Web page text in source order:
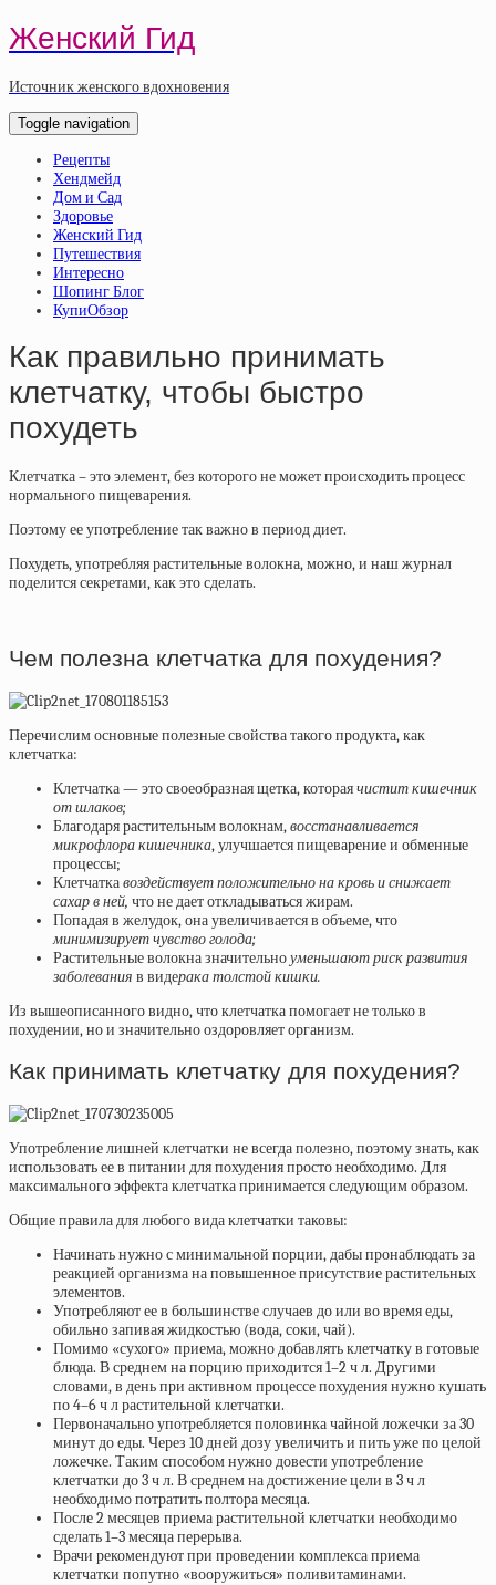
Женский Гид
Источник женского вдохновения
Toggle navigation
Рецепты
Хендмейд
Дом и Сад
Здоровье
Женский Гид
Путешествия
Интересно
Шопинг Блог
КупиОбзор
Как правильно принимать
клетчатку, чтобы быстро
похудеть
Клетчатка– это элемент, без которого не может происходить процесс
нормального пищеварения.
Поэтому ее употребление так важно в период диет.
Похудеть, употребляя растительные волокна, можно, и наш журнал
поделится секретами, как это сделать.
Чем полезна клетчатка для похудения?
Перечислим основные полезные свойства такого продукта, как
клетчатка:
Клетчатка — это своеобразная щетка, котораячистит кишечник
от шлаков;
Благодаря растительным волокнам,восстанавливается
микрофлора кишечника, улучшается пищеварение и обменные
процессы;
Клетчаткавоздействует положительно на кровь и снижает
сахар в ней, что не дает откладываться жирам.
Попадая в желудок, она увеличивается в объеме, что
минимизирует чувство голода;
Растительные волокна значительноуменьшают риск развития
заболевания в видерака толстой кишки.
Из вышеописанного видно, что клетчатка помогает не только в
похудении, но и значительно оздоровляет организм.
Как принимать клетчатку для похудения?
Употребление лишней клетчатки не всегда полезно, поэтому знать, как
использовать ее в питании для похудения просто необходимо. Для
максимального эффекта клетчатка принимается следующим образом.
Общие правила для любого вида клетчатки таковы:
Начинать нужно с минимальной порции, дабы пронаблюдать за
реакцией организма на повышенное присутствие растительных
элементов.
Употребляют ее в большинстве случаев до или во время еды,
обильно запивая жидкостью (вода, соки, чай).
Помимо «сухого» приема, можно добавлять клетчатку в готовые
блюда. В среднем на порцию приходится 1–2 ч л. Другими
словами, в день при активном процессе похудения нужно кушать
по 4–6 ч л растительной клетчатки.
Первоначально употребляется половинка чайной ложечки за 30
минут до еды. Через 10 дней дозу увеличить и пить уже по целой
ложечке. Таким способом нужно довести употребление
клетчатки до 3 ч л. В среднем на достижение цели в 3 ч л
необходимо потратить полтора месяца.
После 2 месяцев приема растительной клетчатки необходимо
сделать 1–3 месяца перерыва.
Врачи рекомендуют при проведении комплекса приема
клетчатки попутно «вооружиться» поливитаминами.